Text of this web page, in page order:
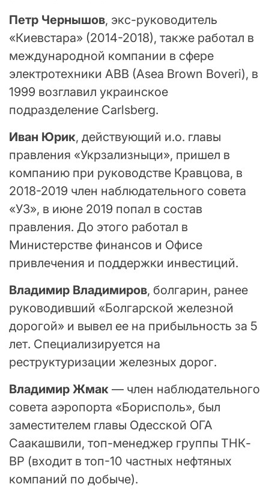
Петр Чернышов, экс-руководитель
«Киевстара» (2014-2018), также работал в
международной компании в сфере
электротехники ABB (Asea Brown Boveri), в
1999 возглавил украинское
подразделение Carlsberg.
Иван Юрик, действующий и.о. главы
правления «Укрзализныци», пришел в
компанию при руководстве Кравцова, в
2018-2019 член наблюдательного совета
«УЗ», в июне 2019 попал в состав
правления. До этого работал в
Министерстве финансов и Офисе
привлечения и поддержки инвестиций.
Владимир Владимиров, болгарин, ранее
руководивший «Болгарской железной
дорогой» и вывел ее на прибыльность за 5
лет. Специализируется на
реструктуризации железных дорог.
Владимир Жмак — член наблюдательного
совета аэропорта «Борисполь», был
заместителем главы Одесской ОГА
Саакашвили, топ-менеджер группы ТНК-
BP (входит в топ-10 частных нефтяных
компаний по добыче).